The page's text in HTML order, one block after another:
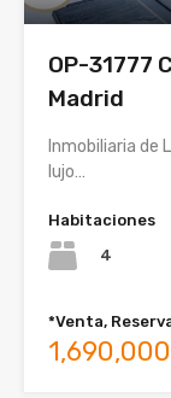
OP-31777
Madrid
Inmobiliaria de
lujo…
Habitaciones
4
*Venta,